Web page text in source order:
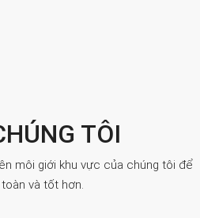
TÔI
môi giới khu vực của chúng tôi để
và tốt hơn.